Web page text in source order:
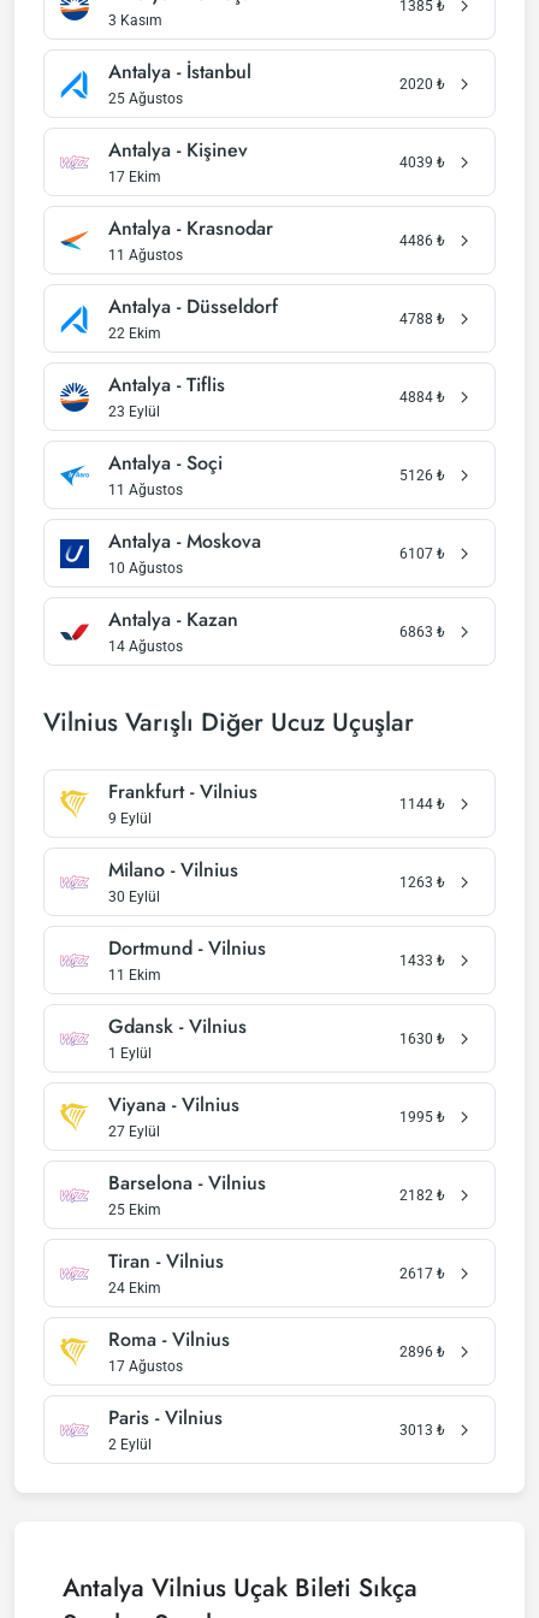
3 Kasım
1385 ₺
Antalya - İstanbul
25 Ağustos
2020 ₺
Antalya - Kişinev
17 Ekim
4039 ₺
Antalya - Krasnodar
11 Ağustos
4486 ₺
Antalya - Düsseldorf
22 Ekim
4788 ₺
Antalya - Tiflis
23 Eylül
4884 ₺
Antalya - Soçi
11 Ağustos
5126 ₺
Antalya - Moskova
10 Ağustos
6107 ₺
Antalya - Kazan
14 Ağustos
6863 ₺
Vilnius Varışlı Diğer Ucuz Uçuşlar
Frankfurt - Vilnius
9 Eylül
1144 ₺
Milano - Vilnius
30 Eylül
1263 ₺
Dortmund - Vilnius
11 Ekim
1433 ₺
Gdansk - Vilnius
1 Eylül
1630 ₺
Viyana - Vilnius
27 Eylül
1995 ₺
Barselona - Vilnius
25 Ekim
2182 ₺
Tiran - Vilnius
24 Ekim
2617 ₺
Roma - Vilnius
17 Ağustos
2896 ₺
Paris - Vilnius
2 Eylül
3013 ₺
Antalya Vilnius Uçak Bileti Sıkça